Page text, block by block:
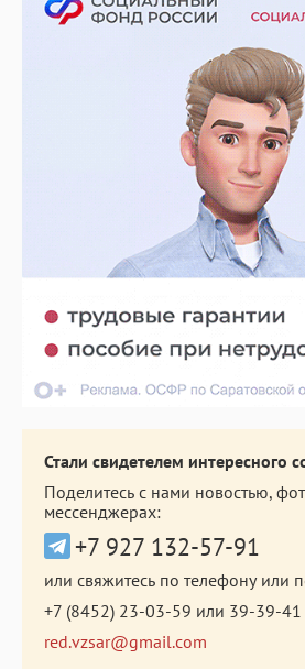
Стали свидетелем интересного
Поделитесь с нами новостью,
мессенджерах:
+7 927 132-57-91
или свяжитесь по телефону или
+7 (8452) 23-03-59 или 39-39-41
red.vzsar@gmail.com